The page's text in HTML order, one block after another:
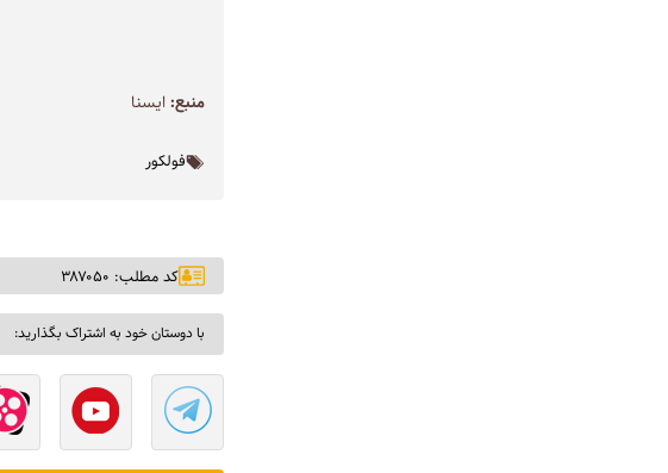
منبع:ايسنا
فولکور
کد مطلب: ۳۸۷۰۵۰
با دوستان خود به اشتراک بگذارید: